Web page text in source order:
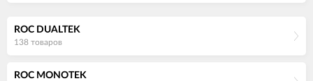
ROC DUALTEK
138 товаров
ROC MONOTEK